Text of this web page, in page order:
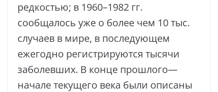
редкостью; в 1960–1982 гг.
сообщалось уже о более чем 10 тыс.
случаев в мире, в последующем
ежегодно регистрируются тысячи
заболевших. В конце прошлого—
начале текущего века были описаны